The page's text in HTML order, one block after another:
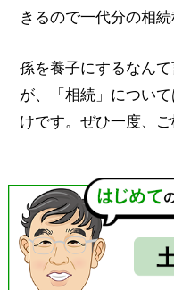
きるので一代分の相
孫を養子にするなん
が、「相続」につい
けです。ぜひ一度、ご